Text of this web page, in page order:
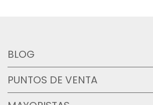
BLOG
PUNTOS DE VENTA